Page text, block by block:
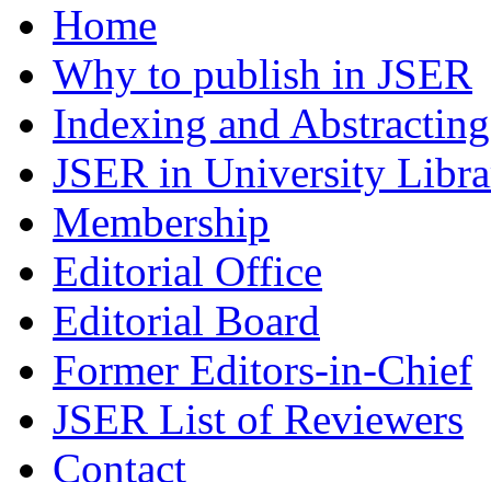
Home
Why to publish in JSER
Indexing and Abstracting
JSER in University
Membership
Editorial Office
Editorial Board
Former Editors-in-Chief
JSER List of Reviewers
Contact